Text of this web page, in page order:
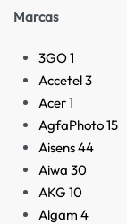
Marcas
3GO1
Accetel3
Acer1
AgfaPhoto15
Aisens44
Aiwa 30
AKG 10
Algam 4